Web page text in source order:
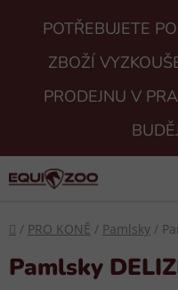
POTŘEBUJETE
ZBOŽÍ
PRODEJNU V
Domů
/ PRO KONĚ / Pamlsky /
Pamlsky